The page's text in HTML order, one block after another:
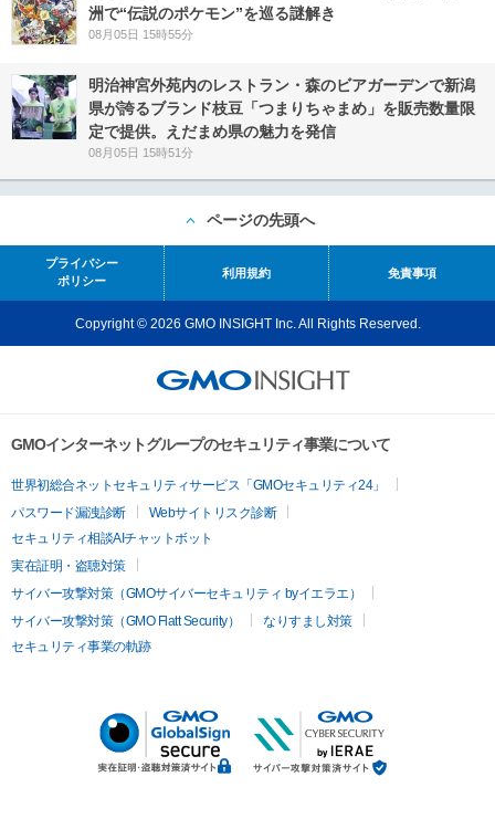
洲で“伝説のポケモン”を巡る謎解き
08月05日 15時55分
明治神宮外苑内のレストラン・森のビアガーデンで新潟
県が誇るブランド枝豆「つまりちゃまめ」を販売数量限
定で提供。えだまめ県の魅力を発信
08月05日 15時51分
ページの先頭へ
プライバシー
ポリシー
利用規約 免責事項
Copyright © 2026 GMO INSIGHT Inc. All Rights Reserved.
GMOインターネットグループのセキュリティ事業について
世界初総合ネットセキュリティサービス「GMOセキュリティ24」
パスワード漏洩診断
Webサイトリスク診断
セキュリティ相談AIチャットボット
実在証明・盗聴対策
サイバー攻撃対策（GMOサイバーセキュリティ byイエラエ）
サイバー攻撃対策（GMO Flatt Security）
なりすまし対策
セキュリティ事業の軌跡